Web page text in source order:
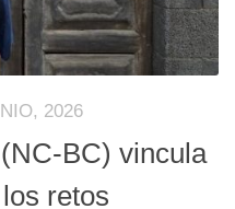
2026
BC) vincula
retos